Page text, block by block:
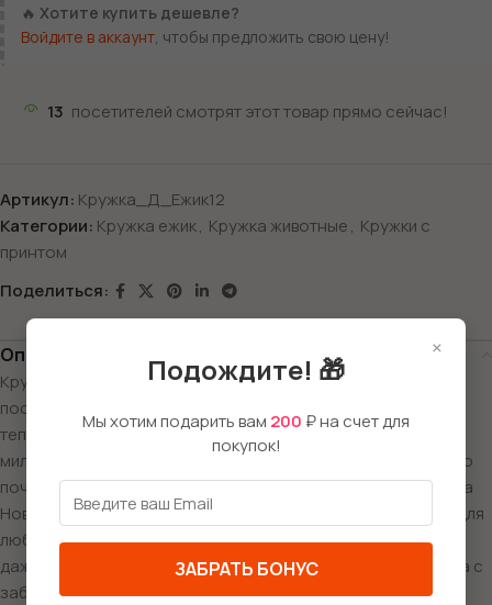
🔥 Хотите купить дешевле?
Войдите в аккаунт , чтобы предложить свою цену!
13 посетителей смотрят этот товар прямо сейчас!
Артикул: Кружка_Д_Ежик12
Категории: Кружка ежик, Кружка животные, Кружки с
принтом
Поделиться:
Описание
Кружка с ёжиком в снегу — это не просто декоративная
посуда, а замечательный подарок, способный подарить
тепло и радость. Каждый раз, видя на поверхности кружки
милое изображение ёжика, катающегося на санках, можно
почувствовать атмосферу зимних праздников и волшебства
Нового Года. Такая кружка станет идеальным презентом для
любителей животных, а яркий принт поднимет настроение
даже в самый холодный зимний день. Керамическая кружка с
забавным рисунком осчастливит не только детей, но и
×
Подождите! 🎁
Мы хотим подарить вам 200 ₽ на счет для
покупок!
ЗАБРАТЬ БОНУС